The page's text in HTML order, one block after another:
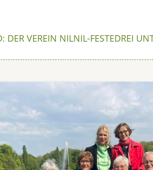
DER VEREIN NILNIL-FESTE
WEIHNACHTSFEST 2024
DREI